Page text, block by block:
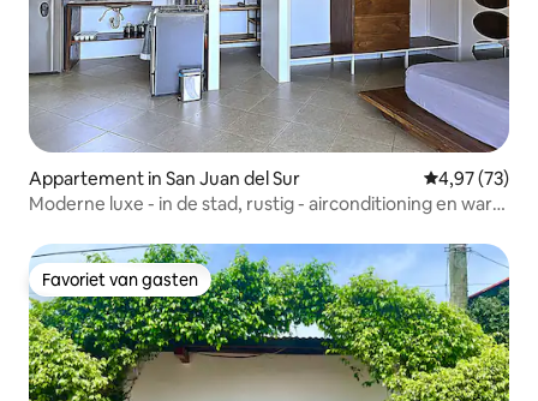
Appartement in San Juan del Sur Gemiddelde
4,97 (73)
Moderne luxe - in de stad, rustig - airconditioning en warm
Favoriet van gasten
Favoriet van gasten